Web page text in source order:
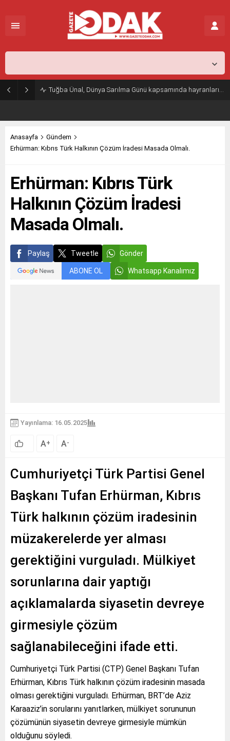
Tuğba Ünal, Dünya Sarılma Günü kapsamında hayranlarıyla buluştu
Anasayfa
Gündem
Erhürman: Kıbrıs Türk Halkının Çözüm İradesi Masada Olmalı.
Erhürman: Kıbrıs Türk
Halkının Çözüm İradesi
Masada Olmalı.
Paylaş Tweetle Gönder
ABONE OL Whatsapp Kanalımız
Yayınlama: 16.05.2025
A+ A-
Cumhuriyetçi Türk Partisi Genel
Başkanı Tufan Erhürman, Kıbrıs
Türk halkının çözüm iradesinin
müzakerelerde yer alması
gerektiğini vurguladı. Mülkiyet
sorunlarına dair yaptığı
açıklamalarda siyasetin devreye
girmesiyle çözüm
sağlanabileceğini ifade etti.
Cumhuriyetçi Türk Partisi (CTP) Genel Başkanı Tufan
Erhürman, Kıbrıs Türk halkının çözüm iradesinin masada
olması gerektiğini vurguladı. Erhürman, BRT’de Aziz
Karaaziz’in sorularını yanıtlarken, mülkiyet sorununun
çözümünün siyasetin devreye girmesiyle mümkün
olduğunu söyledi.